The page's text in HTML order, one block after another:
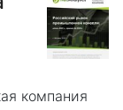
компания